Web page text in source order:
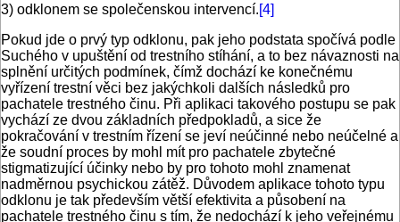
3) odklonem se společenskou intervencí.[4]
Pokud jde o prvý typ odklonu, pak jeho podstata spočívá podle
Suchého v upuštění od trestního stíhání, a to bez návaznosti na
splnění určitých podmínek, čímž dochází ke konečnému
vyřízení trestní věci bez jakýchkoli dalších následků pro
pachatele trestného činu. Při aplikaci takového postupu se pak
vychází ze dvou základních předpokladů, a sice že
pokračování v trestním řízení se jeví neúčinné nebo neúčelné a
že soudní proces by mohl mít pro pachatele zbytečné
stigmatizující účinky nebo by pro tohoto mohl znamenat
nadměrnou psychickou zátěž. Důvodem aplikace tohoto typu
odklonu je tak především větší efektivita a působení na
pachatele trestného činu s tím, že nedochází k jeho veřejnému